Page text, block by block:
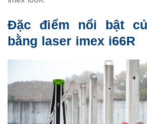
Đặc điểm nổi bật
bằng laser imex i66R